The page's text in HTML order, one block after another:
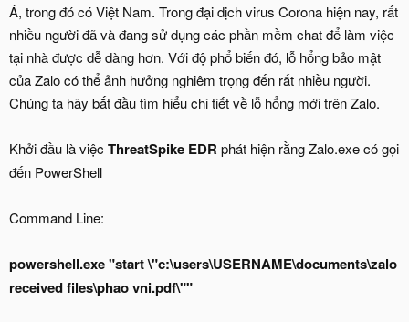
Á, trong đó có Việt Nam. Trong đại dịch virus Corona hiện nay, rất
nhiều người đã và đang sử dụng các phần mềm chat để làm việc
tại nhà được dễ dàng hơn. Với độ phổ biến đó, lỗ hổng bảo mật
của Zalo có thể ảnh hưởng nghiêm trọng đến rất nhiều người.
Chúng ta hãy bắt đầu tìm hiểu chi tiết về lỗ hổng mới trên Zalo.
Khởi đầu là việc ThreatSpike EDR phát hiện rằng Zalo.exe có gọi
đến PowerShell
Command Line:
powershell.exe "start \"c:\users\USERNAME\documents\zalo
received files\phao vni.pdf\""